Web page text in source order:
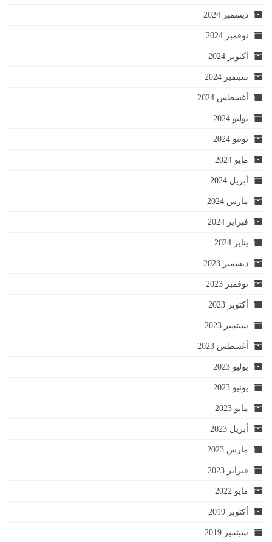
ديسمبر 2024
نوفمبر 2024
أكتوبر 2024
سبتمبر 2024
أغسطس 2024
يوليو 2024
يونيو 2024
مايو 2024
أبريل 2024
مارس 2024
فبراير 2024
يناير 2024
ديسمبر 2023
نوفمبر 2023
أكتوبر 2023
سبتمبر 2023
أغسطس 2023
يوليو 2023
يونيو 2023
مايو 2023
أبريل 2023
مارس 2023
فبراير 2023
مايو 2022
أكتوبر 2019
سبتمبر 2019